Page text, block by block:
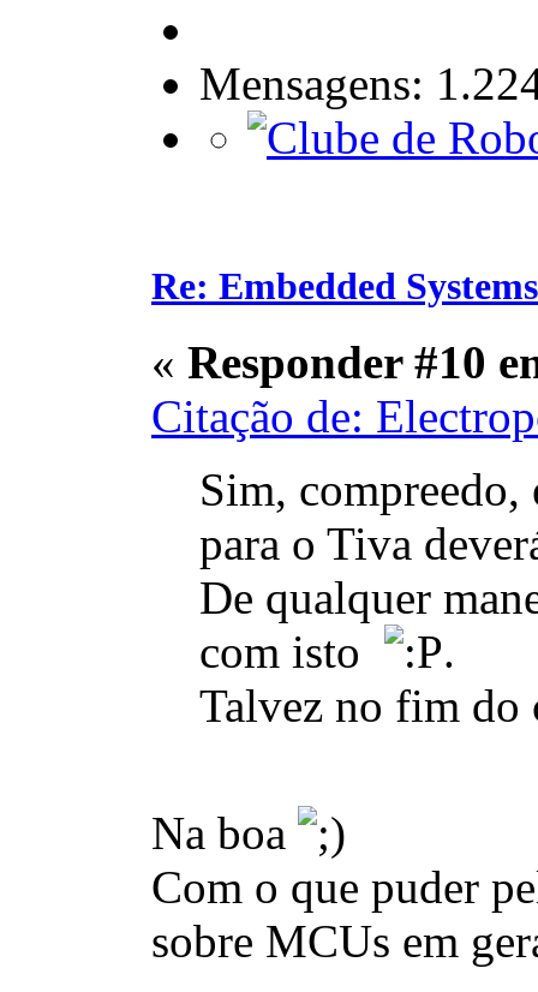
Mensagens:
Re: Embedded
« Responder #10
Citação de:
Sim,
para o Tiva
De qualquer
com isto
.
Talvez no fim do
Na boa
Com o que puder
sobre MCUs em